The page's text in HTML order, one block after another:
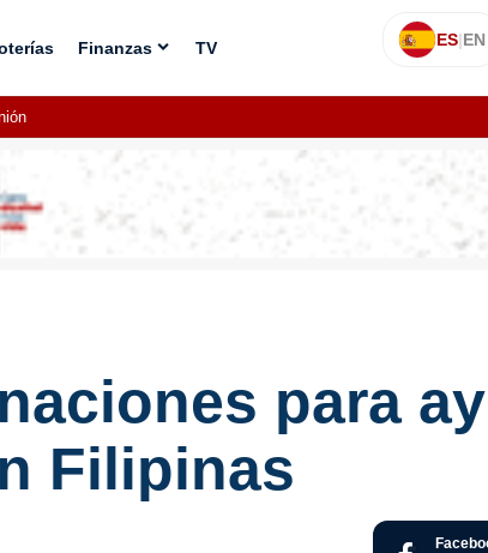
Finanzas TV ES|EN
para
Filipinas